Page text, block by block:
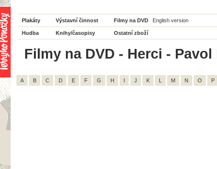
Plakáty Výstavní činnost Filmy na DVD English version
Hudba Knihy/časopisy Ostatní zboží
Filmy na DVD - Herci -
A B C D E F G H I J K L M N O P